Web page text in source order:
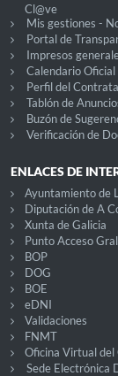
Cl@ve
Mis gestiones -
Portal de
Impresos
Calendario Oficial
Perfil del
Tablón de
Buzón de
Verificación de
ENLACES DE
Ayuntamiento de
Diputación de A
Xunta de Galicia
Punto Acceso
BOP
DOG
BOE
eDNI
Validaciones
FNMT
Oficina Virtual
Sede Electrónica